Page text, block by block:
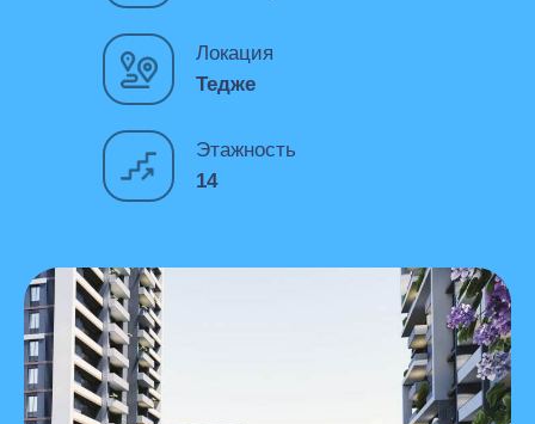
Локация
Тедже
Этажность
14